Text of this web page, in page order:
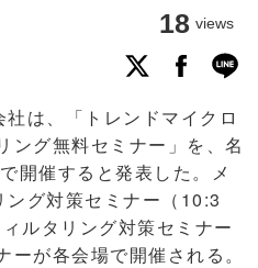
18 views
は、「トレンドマイクロ
ング無料セミナー」を、名
開催すると発表した。メ
グ対策セミナー（10:3
ルタリング対策セミナー
ーが各会場で開催される。